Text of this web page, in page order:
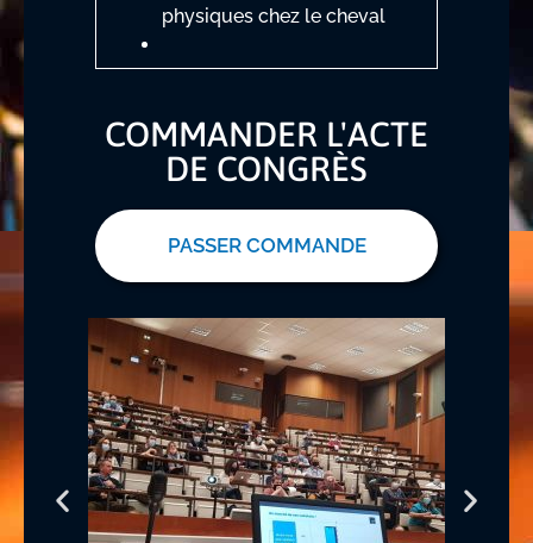
physiques chez le cheval
COMMANDER L'ACTE
DE CONGRÈS
PASSER COMMANDE